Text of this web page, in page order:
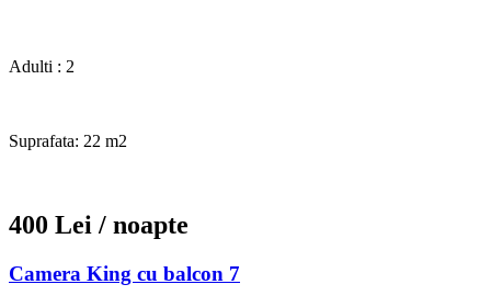
Adulti : 2
Suprafata: 22 m2
400 Lei / noapte
Camera King cu balcon 7